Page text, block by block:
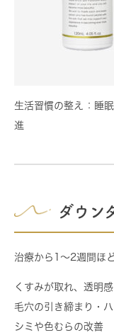
生活習慣の整え
：睡
進
ダウン
治療から1〜2週間ほど
くすみが取れ、透明
毛穴の引き締まり・
シミや色むらの改善